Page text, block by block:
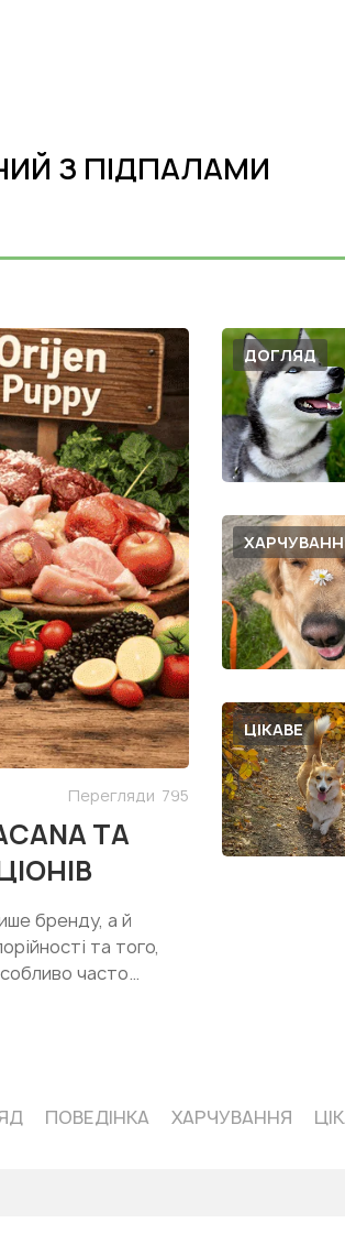
З ПІДПАЛАМИ
Перегляди 795
ТА
бренду, а й
та того,
часто
ДОГЛЯД
ЦІКАВЕ
ПОВЕДІНКА ХАРЧУВАННЯ